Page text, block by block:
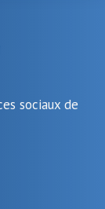
sociaux de